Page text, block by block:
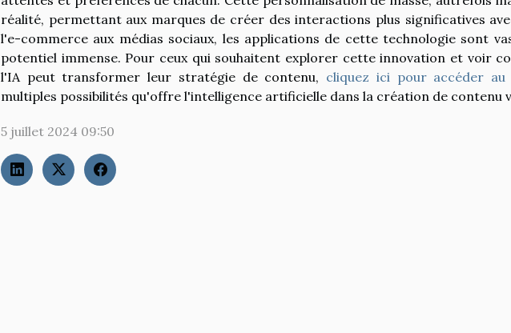
réalité, permettant aux marques de créer des interactions plus significatives
l'e-commerce aux médias sociaux, les applications de cette technologie sont
potentiel immense. Pour ceux qui souhaitent explorer cette innovation et voir
l'IA peut transformer leur stratégie de contenu, cliquez ici pour accéder au
multiples possibilités qu'offre l'intelligence artificielle dans la création de contenu
5 juillet 2024 09:50